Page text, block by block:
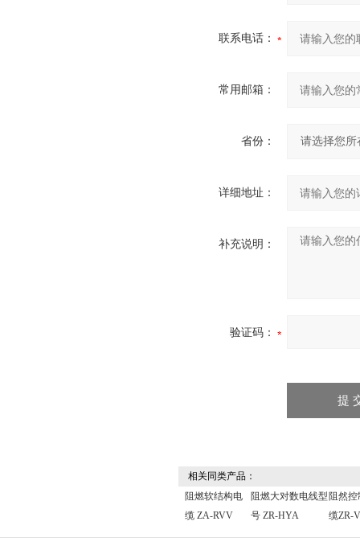
联系电话：
常用邮箱：
省份：
详细地址：
补充说明：
验证码：
相关同类产品：
阻燃软结构电
缆 ZA-RVV
阻燃大对数电线型
号 ZR-HYA
阻然控
缆ZR-